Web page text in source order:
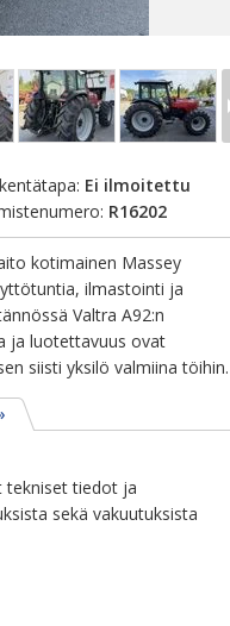
Ei ilmoitettu
R16202
kotimainen Massey
ilmastointi ja
Valtra A92:n
ja luotettavuus ovat
siisti yksilö valmiina töihin.
tekniset tiedot ja
sekä vakuutuksista